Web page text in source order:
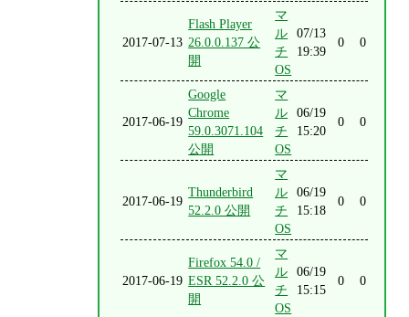
2017-07-13
Flash Player
26.0.0.137 公
開
マ
ル
チ
OS
07/13
19:39
0 0
2017-06-19
Google
Chrome
59.0.3071.104
公開
マ
ル
チ
OS
06/19
15:20
0 0
2017-06-19
Thunderbird
52.2.0 公開
マ
ル
チ
OS
06/19
15:18
0 0
2017-06-19
Firefox 54.0 /
ESR 52.2.0 公
開
マ
ル
チ
OS
06/19
15:15
0 0